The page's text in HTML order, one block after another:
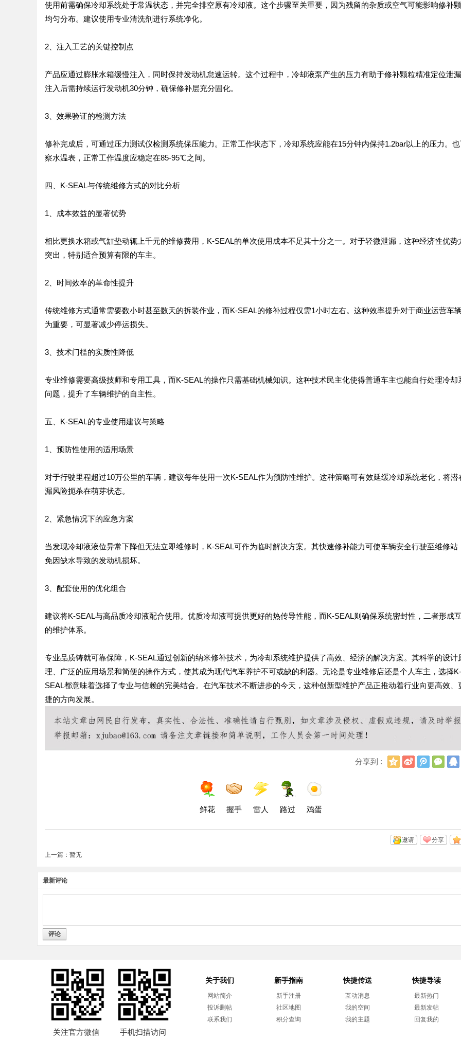
使用前需确保冷却系统处于常温状态，并完全排空原有冷却液。这个步骤至关重要，因为残留的杂质或空气可能影响修补
均匀分布。建议使用专业清洗剂进行系统净化。
2、注入工艺的关键控制点
产品应通过膨胀水箱缓慢注入，同时保持发动机怠速运转。这个过程中，冷却液泵产生的压力有助于修补颗粒精准定位泄漏
注入后需持续运行发动机30分钟，确保修补层充分固化。
3、效果验证的检测方法
修补完成后，可通过压力测试仪检测系统保压能力。正常工作状态下，冷却系统应能在15分钟内保持1.2bar以上的压力。
察水温表，正常工作温度应稳定在85-95℃之间。
四、K-SEAL与传统维修方式的对比分析
1、成本效益的显著优势
相比更换水箱或气缸垫动辄上千元的维修费用，K-SEAL的单次使用成本不足其十分之一。对于轻微泄漏，这种经济性优势
突出，特别适合预算有限的车主。
2、时间效率的革命性提升
传统维修方式通常需要数小时甚至数天的拆装作业，而K-SEAL的修补过程仅需1小时左右。这种效率提升对于商业运营车
为重要，可显著减少停运损失。
3、技术门槛的实质性降低
专业维修需要高级技师和专用工具，而K-SEAL的操作只需基础机械知识。这种技术民主化使得普通车主也能自行处理冷却
问题，提升了车辆维护的自主性。
五、K-SEAL的专业使用建议与策略
1、预防性使用的适用场景
对于行驶里程超过10万公里的车辆，建议每年使用一次K-SEAL作为预防性维护。这种策略可有效延缓冷却系统老化，将潜
漏风险扼杀在萌芽状态。
2、紧急情况下的应急方案
当发现冷却液液位异常下降但无法立即维修时，K-SEAL可作为临时解决方案。其快速修补能力可使车辆安全行驶至维修站
免因缺水导致的发动机损坏。
3、配套使用的优化组合
建议将K-SEAL与高品质冷却液配合使用。优质冷却液可提供更好的热传导性能，而K-SEAL则确保系统密封性，二者形成
的维护体系。
专业品质铸就可靠保障，K-SEAL通过创新的纳米修补技术，为冷却系统维护提供了高效、经济的解决方案。其科学的设计
理、广泛的应用场景和简便的操作方式，使其成为现代汽车养护不可或缺的利器。无论是专业维修店还是个人车主，选择K-
SEAL都意味着选择了专业与信赖的完美结合。在汽车技术不断进步的今天，这种创新型维护产品正推动着行业向更高效、
捷的方向发展。
分享到 :
Q
新
浪
腾
讯
微
信
鲜花 握手 雷人 路过 鸡蛋
分享
邀请
上一篇：暂无
最新评论
评论
关注官方微信 手机扫描访问
关于我们
网站简介
投诉删帖
联系我们
新手指南
新手注册
社区地图
积分查询
快捷传送
互动消息
我的空间
我的主题
快捷导读
最新热门
最新发帖
回复我的